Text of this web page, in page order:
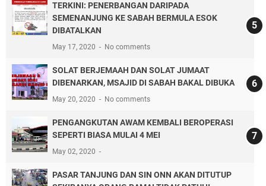
TERKINI: PENERBANGAN DARIPADA
SEMENANJUNG KE SABAH BERMULA ESOK
DIBATALKAN
May 17, 2020 No comments
SOLAT BERJEMAAH DAN SOLAT JUMAAT
DIBENARKAN, MSAJID DI SABAH BAKAL DIBUKA
May 20, 2020 No comments
PENGANGKUTAN AWAM KEMBALI BEROPERASI
SEPERTI BIASA MULAI 4 MEI
May 02, 2020
PASAR TANJUNG DAN SIN ONN AKAN DITUTUP